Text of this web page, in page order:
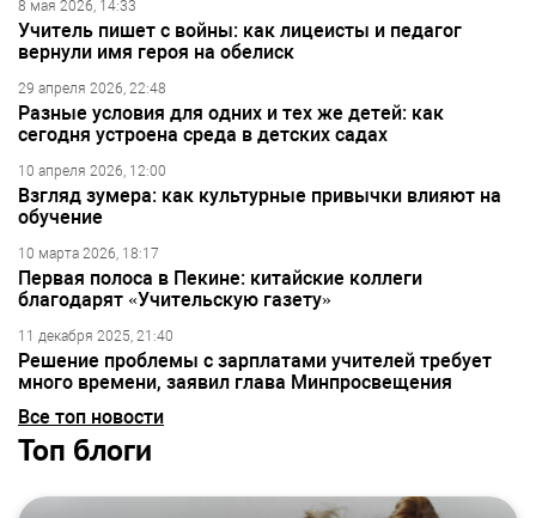
8 мая 2026, 14:33
Учитель пишет с войны: как лицеисты и педагог
вернули имя героя на обелиск
29 апреля 2026, 22:48
Разные условия для одних и тех же детей: как
сегодня устроена среда в детских садах
10 апреля 2026, 12:00
Взгляд зумера: как культурные привычки влияют на
обучение
10 марта 2026, 18:17
Первая полоса в Пекине: китайские коллеги
благодарят «Учительскую газету»
11 декабря 2025, 21:40
Решение проблемы с зарплатами учителей требует
много времени, заявил глава Минпросвещения
Все топ новости
Топ блоги